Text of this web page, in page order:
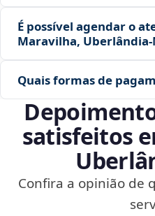
É possível agendar o
Maravilha,
Quais formas de
satisfeitos
Confira a opinião de